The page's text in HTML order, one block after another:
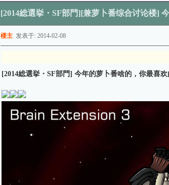
[2014総選挙・SF部門][兼萝卜番综合讨论楼]
楼主 发表于: 2014-02-08
[2014総選挙・SF部門] 今年的萝卜番啥的，你最喜